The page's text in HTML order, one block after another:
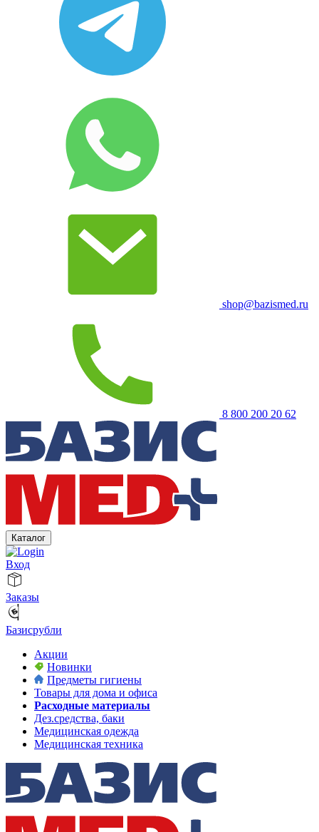
shop@bazismed.ru
8 800 200 20 62
Каталог
Вход
Заказы
Базисрубли
Акции
Новинки
Предметы гигиены
Товары для дома и офиса
Расходные материалы
Дез.средства, баки
Медицинская одежда
Медицинская техника